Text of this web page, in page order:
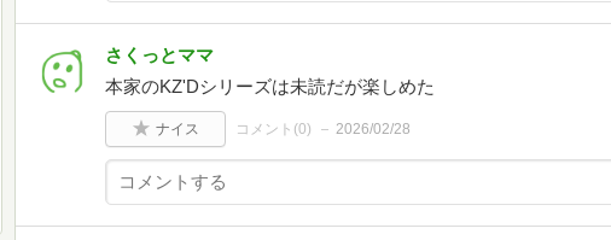
さくっとママ
本家のKZ'Dシリーズは未読だが楽しめた
ナイス コメント(0) 2026/02/28